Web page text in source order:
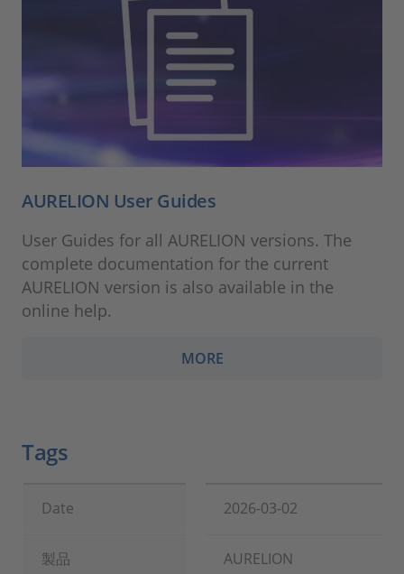
AURELION User Guides
User Guides for all AURELION versions. The
complete documentation for the current
AURELION version is also available in the
online help.
MORE
Tags
Date 2026-03-02
製品 AURELION